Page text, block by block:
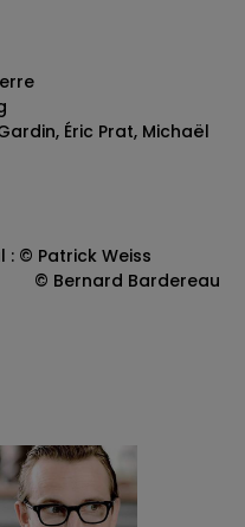
Éric Prat, Michaël
: © Patrick Weiss